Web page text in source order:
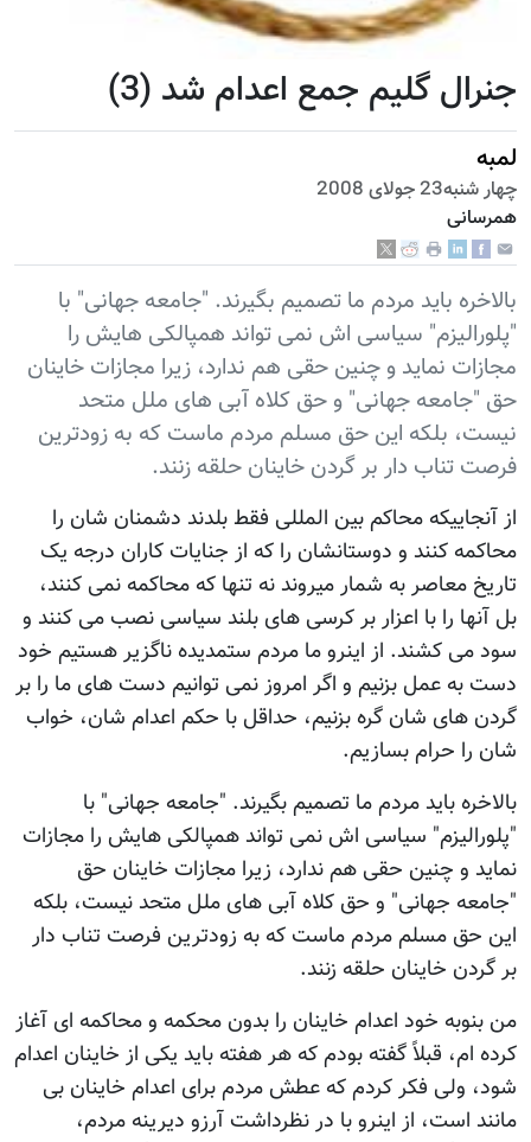
جنرال گلیم جمع اعدام شد (3)
لمبه
چهار شنبه23 جولای 2008
همرسانی
بالاخره باید مردم ما تصمیم بگیرند. "جامعه جهانی" با
"پلورالیزم" سیاسی اش نمی تواند همپالکی هایش را
مجازات نماید و چنین حقی هم ندارد، زیرا مجازات خاینان
حق "جامعه جهانی" و حق کلاه آبی های ملل متحد
نیست، بلکه این حق مسلم مردم ماست که به زودترین
فرصت تناب دار بر گردن خاینان حلقه زنند.
از آنجاییکه محاکم بین المللی فقط بلدند دشمنان شان را
محاکمه کنند و دوستانشان را که از جنایات کاران درجه یک
تاریخ معاصر به شمار میروند نه تنها که محاکمه نمی کنند،
بل آنها را با اعزار بر کرسی های بلند سیاسی نصب می کنند و
سود می کشند. از اینرو ما مردم ستمدیده ناگزیر هستیم خود
دست به عمل بزنیم و اگر امروز نمی توانیم دست های ما را بر
گردن های شان گره بزنیم، حداقل با حکم اعدام شان، خواب
شان را حرام بسازیم.
بالاخره باید مردم ما تصمیم بگیرند. "جامعه جهانی" با
"پلورالیزم" سیاسی اش نمی تواند همپالکی هایش را مجازات
نماید و چنین حقی هم ندارد، زیرا مجازات خاینان حق
"جامعه جهانی" و حق کلاه آبی های ملل متحد نیست، بلکه
این حق مسلم مردم ماست که به زودترین فرصت تناب دار
بر گردن خاینان حلقه زنند.
من بنوبه خود اعدام خاینان را بدون محکمه و محاکمه ای آغاز
کرده ام، قبلاً گفته بودم که هر هفته باید یکی از خاینان اعدام
شود، ولی فکر کردم که عطش مردم برای اعدام خاینان بی
مانند است، از اینرو با در نظرداشت آرزو دیرینه مردم،